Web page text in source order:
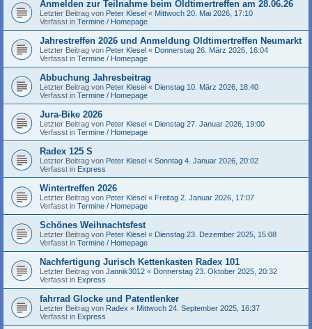
Anmelden zur Teilnahme beim Oldtimertreffen am 28.06.26
Letzter Beitrag von Peter Klesel « Mittwoch 20. Mai 2026, 17:10
Verfasst in Termine / Homepage
Jahrestreffen 2026 und Anmeldung Oldtimertreffen Neumarkt
Letzter Beitrag von Peter Klesel « Donnerstag 26. März 2026, 16:04
Verfasst in Termine / Homepage
Abbuchung Jahresbeitrag
Letzter Beitrag von Peter Klesel « Dienstag 10. März 2026, 18:40
Verfasst in Termine / Homepage
Jura-Bike 2026
Letzter Beitrag von Peter Klesel « Dienstag 27. Januar 2026, 19:00
Verfasst in Termine / Homepage
Radex 125 S
Letzter Beitrag von Peter Klesel « Sonntag 4. Januar 2026, 20:02
Verfasst in Express
Wintertreffen 2026
Letzter Beitrag von Peter Klesel « Freitag 2. Januar 2026, 17:07
Verfasst in Termine / Homepage
Schönes Weihnachtsfest
Letzter Beitrag von Peter Klesel « Dienstag 23. Dezember 2025, 15:08
Verfasst in Termine / Homepage
Nachfertigung Jurisch Kettenkasten Radex 101
Letzter Beitrag von Jannik3012 « Donnerstag 23. Oktober 2025, 20:32
Verfasst in Express
fahrrad Glocke und Patentlenker
Letzter Beitrag von Radex « Mittwoch 24. September 2025, 16:37
Verfasst in Express